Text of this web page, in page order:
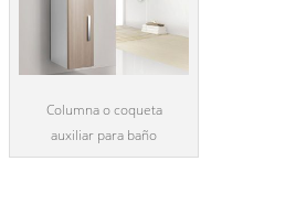
Columna o coqueta
auxiliar para baño